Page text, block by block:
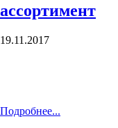
ассортимент
19.11.2017
Подробнее...